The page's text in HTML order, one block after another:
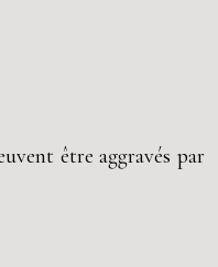
être aggravés par